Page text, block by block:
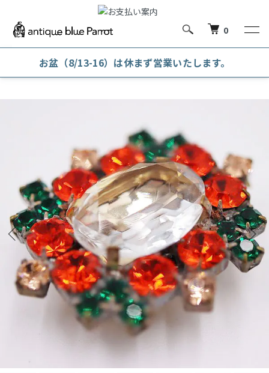
0
お盆（8/13-16）は休まず営業いたします。
雑貨 アクセサリー